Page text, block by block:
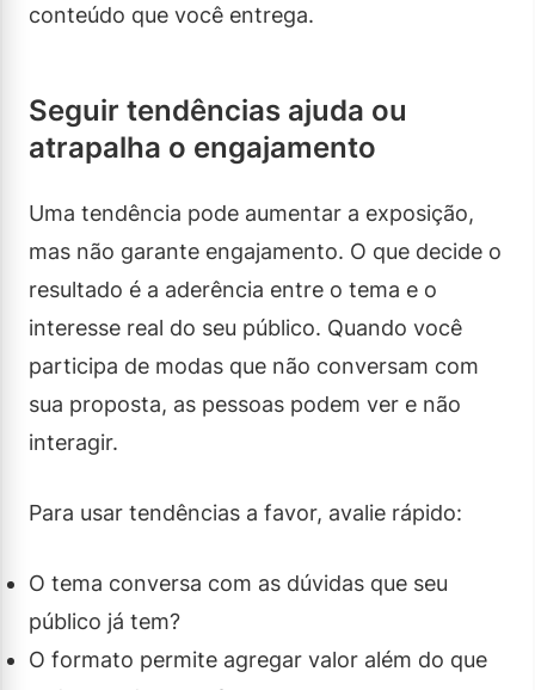
conteúdo que você entrega.
Seguir tendências ajuda ou
atrapalha o engajamento
Uma tendência pode aumentar a exposição,
mas não garante engajamento. O que decide o
resultado é a aderência entre o tema e o
interesse real do seu público. Quando você
participa de modas que não conversam com
sua proposta, as pessoas podem ver e não
interagir.
Para usar tendências a favor, avalie rápido:
O tema conversa com as dúvidas que seu
público já tem?
O formato permite agregar valor além do que